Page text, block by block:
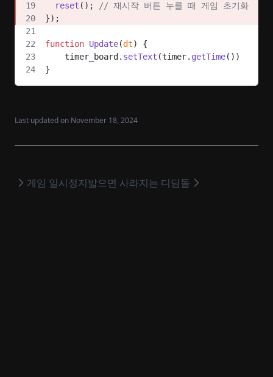
  reset
(); // 재시작 버튼 누를 때 게임 초기화
});
function Update(dt) {
    timer_board.
setText (timer. getTime())
}
Last updated on November 18, 2024
게임 일시정지밟으면 사라지는 디딤돌